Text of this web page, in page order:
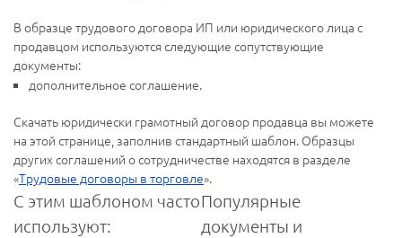
В образце трудового договора ИП или юридического лица с
продавцом используются следующие сопутствующие
документы:
дополнительное соглашение.
Скачать юридически грамотный договор продавца вы можете
на этой странице, заполнив стандартный шаблон. Образцы
других соглашений о сотрудничестве находятся в разделе
«Трудовые договоры в торговле».
С этим шаблоном часто
используют:
Популярные
документы и